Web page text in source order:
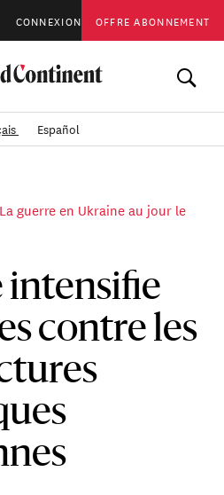
CONNEXION OFFRE ABONNEMENT
Español
La guerre en Ukraine au jour le
intensifie
contre les